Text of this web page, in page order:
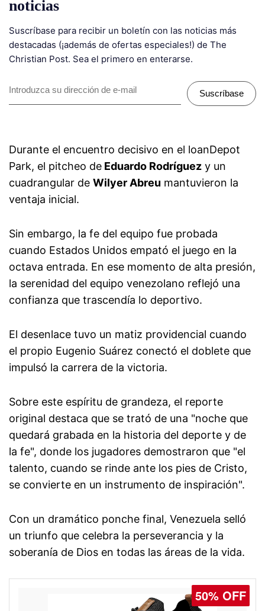
noticias
Suscríbase para recibir un boletín con las noticias más
destacadas (¡además de ofertas especiales!) de The
Christian Post. Sea el primero en enterarse.
Suscríbase
Durante el encuentro decisivo en el loanDepot
Park, el pitcheo de Eduardo Rodríguez y un
cuadrangular de Wilyer Abreu mantuvieron la
ventaja inicial.
Sin embargo, la fe del equipo fue probada
cuando Estados Unidos empató el juego en la
octava entrada. En ese momento de alta presión,
la serenidad del equipo venezolano reflejó una
confianza que trascendía lo deportivo.
El desenlace tuvo un matiz providencial cuando
el propio Eugenio Suárez conectó el doblete que
impulsó la carrera de la victoria.
Sobre este espíritu de grandeza, el reporte
original destaca que se trató de una "noche que
quedará grabada en la historia del deporte y de
la fe", donde los jugadores demostraron que "el
talento, cuando se rinde ante los pies de Cristo,
se convierte en un instrumento de inspiración".
Con un dramático ponche final, Venezuela selló
un triunfo que celebra la perseverancia y la
soberanía de Dios en todas las áreas de la vida.
50% OFF